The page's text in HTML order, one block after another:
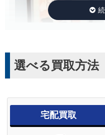
貴族 SweetBrown ジークレー
選べる買取方法
宅配買取